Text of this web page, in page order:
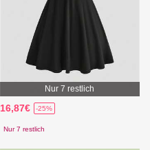
Nur 7 restlich
16,87€ -25%
Nur 7 restlich